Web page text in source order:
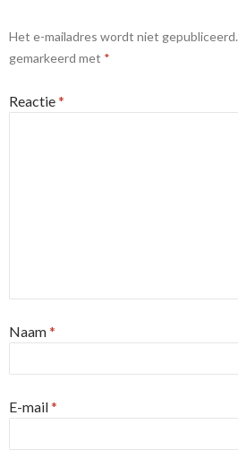
Het e-mailadres wordt niet gepubliceerd.
gemarkeerd met *
Reactie*
Naam*
E-mail*